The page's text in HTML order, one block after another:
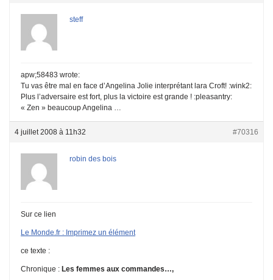
steff
apw;58483 wrote:
Tu vas être mal en face d’Angelina Jolie interprétant lara Croft! :wink2:
Plus l’adversaire est fort, plus la victoire est grande ! :pleasantry:
« Zen » beaucoup Angelina …
4 juillet 2008 à 11h32 #70316
robin des bois
Sur ce lien
Le Monde.fr : Imprimez un élément
ce texte :
Chronique : Les femmes aux commandes…,